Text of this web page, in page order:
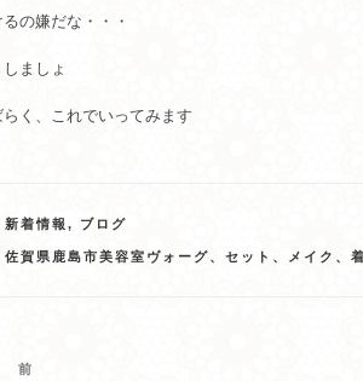
の嫌だな・・・
しましょ
らく、これでいってみます
カ
ゴ
新着情報, ブログ
タ
佐賀県鹿島市美容室ヴォーグ、セット、メイク、
投
過
前